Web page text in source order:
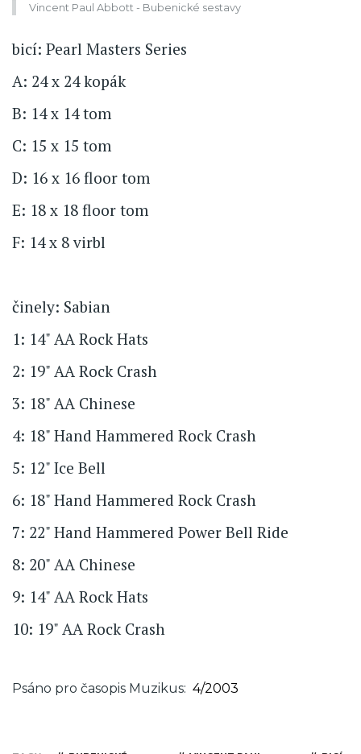
Vincent Paul Abbott - Bubenické sestavy
bicí: Pearl Masters Series
A: 24 x 24 kopák
B: 14 x 14 tom
C: 15 x 15 tom
D: 16 x 16 floor tom
E: 18 x 18 floor tom
F: 14 x 8 virbl
činely: Sabian
1: 14" AA Rock Hats
2: 19" AA Rock Crash
3: 18" AA Chinese
4: 18" Hand Hammered Rock Crash
5: 12" Ice Bell
6: 18" Hand Hammered Rock Crash
7: 22" Hand Hammered Power Bell Ride
8: 20" AA Chinese
9: 14" AA Rock Hats
10: 19" AA Rock Crash
Psáno pro časopis Muzikus 4/2003